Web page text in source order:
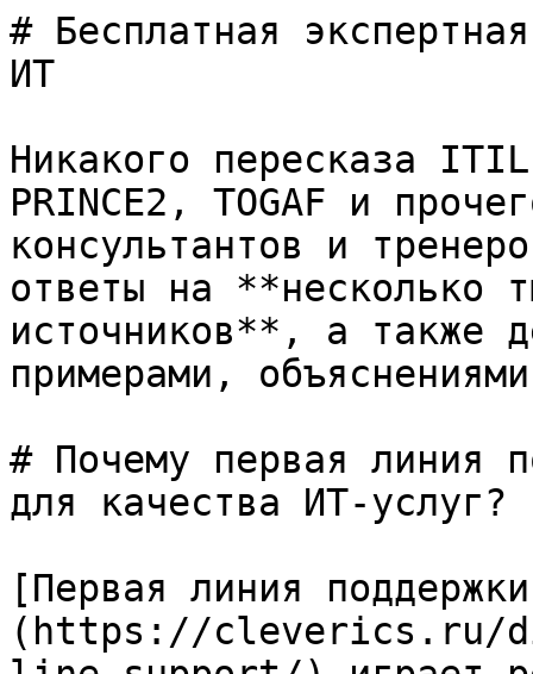
# Бесплатная
ИТ
Никакого пересказа
PRINCE2, TOGAF и
консультантов и
ответы на **несколько
источников**, а также
примерами,
# Почему первая линия
для качества ИТ-услуг?
[Первая линия
(https://cleverics.ru/